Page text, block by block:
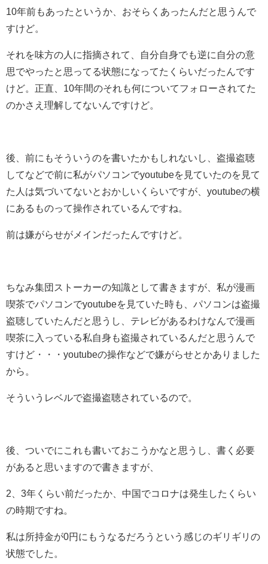
10年前もあったというか、おそらくあったんだと思うんで
すけど。
それを味方の人に指摘されて、自分自身でも逆に自分の意
思でやったと思ってる状態になってたくらいだったんです
けど。正直、10年間のそれも何についてフォローされてた
のかさえ理解してないんですけど。
後、前にもそういうのを書いたかもしれないし、盗撮盗聴
してなどで前に私がパソコンでyoutubeを見ていたのを見て
た人は気づいてないとおかしいくらいですが、youtubeの横
にあるものって操作されているんですね。
前は嫌がらせがメインだったんですけど。
ちなみ集団ストーカーの知識として書きますが、私が漫画
喫茶でパソコンでyoutubeを見ていた時も、パソコンは盗撮
盗聴していたんだと思うし、テレビがあるわけなんで漫画
喫茶に入っている私自身も盗撮されているんだと思うんで
すけど・・・youtubeの操作などで嫌がらせとかありました
から。
そういうレベルで盗撮盗聴されているので。
後、ついでにこれも書いておこうかなと思うし、書く必要
があると思いますので書きますが、
2、3年くらい前だったか、中国でコロナは発生したくらい
の時期ですね。
私は所持金が0円にもうなるだろうという感じのギリギリの
状態でした。